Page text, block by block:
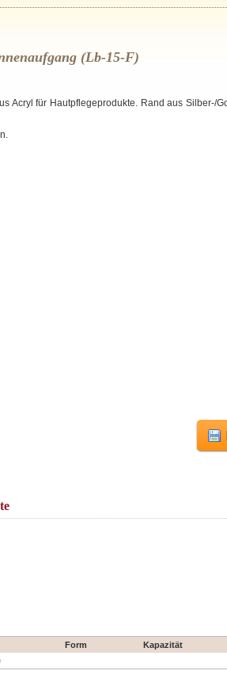
(lb-15-F)
Acryl für Hautpflegeprodukte. Rand aus Silber-/
Form
Kapazität